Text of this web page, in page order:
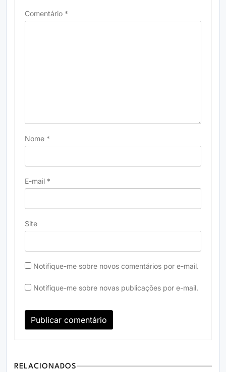
Comentário *
Nome *
E-mail *
Site
Notifique-me sobre novos comentários por e-mail.
Notifique-me sobre novas publicações por e-mail.
RELACIONADOS